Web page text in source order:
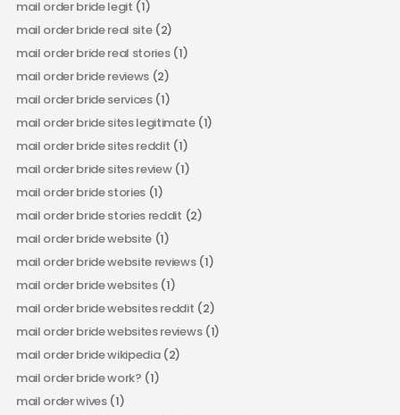
mail order bride legit (1)
mail order bride real site(2)
mail order bride real stories(1)
mail order bride reviews (2)
mail order bride services(1)
mail order bride sites legitimate(1)
mail order bride sites reddit (1)
mail order bride sites review(1)
mail order bride stories (1)
mail order bride stories reddit (2)
mail order bride website (1)
mail order bride website reviews(1)
mail order bride websites(1)
mail order bride websites reddit (2)
mail order bride websites reviews(1)
mail order bride wikipedia(2)
mail order bride work? (1)
mail order wives(1)